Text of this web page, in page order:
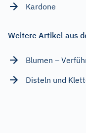
Kardone
Weitere Artikel aus
Blumen –
Disteln und